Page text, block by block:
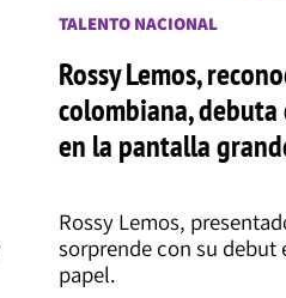
TALENTO NACIONAL
Rossy Lemos,
colombiana,
en la pantalla
Rossy Lemos,
sorprende con su debut
papel.